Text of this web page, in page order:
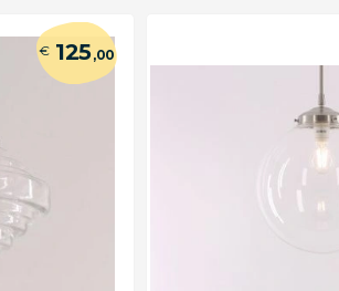
€125,00